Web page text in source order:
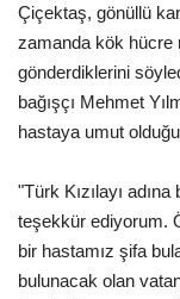
Çiçektaş, gönüllü
zamanda kök hücre
gönderdiklerini
bağışçı Mehmet
hastaya umut
"Türk Kızılayı
teşekkür ediyorum.
bir hastamız şifa
bulunacak olan